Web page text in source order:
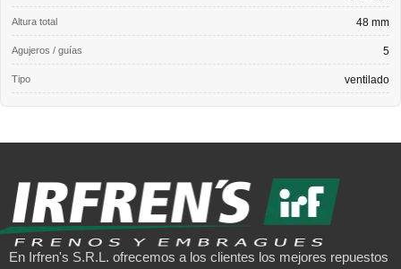
Altura total 48 mm
Agujeros / guías 5
Tipo ventilado
En Irfren's S.R.L. ofrecemos a los clientes los mejores repuestos